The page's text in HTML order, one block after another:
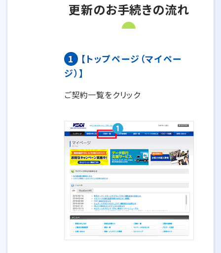
更新のお手続きの流れ
1
【トップページ（マイペー
ジ）】
ご契約一覧をクリック